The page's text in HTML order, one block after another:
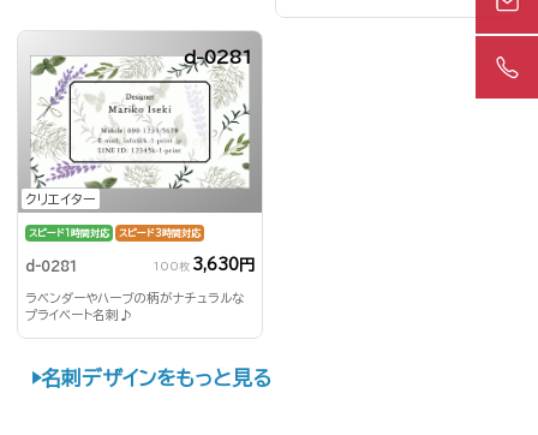
クリエイター
d-0281
スピード1時間対応 スピード3時間対応
d-0281 100枚 3,630円
ラベンダーやハーブの柄がナチュラルな
プライベート名刺♪
名刺デザインをもっと見る